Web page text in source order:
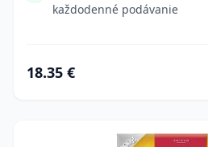
každodenné podávanie
18.35 €